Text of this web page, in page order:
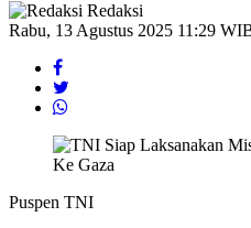
Redaksi
Rabu, 13 Agustus 2025 11:29
Puspen TNI